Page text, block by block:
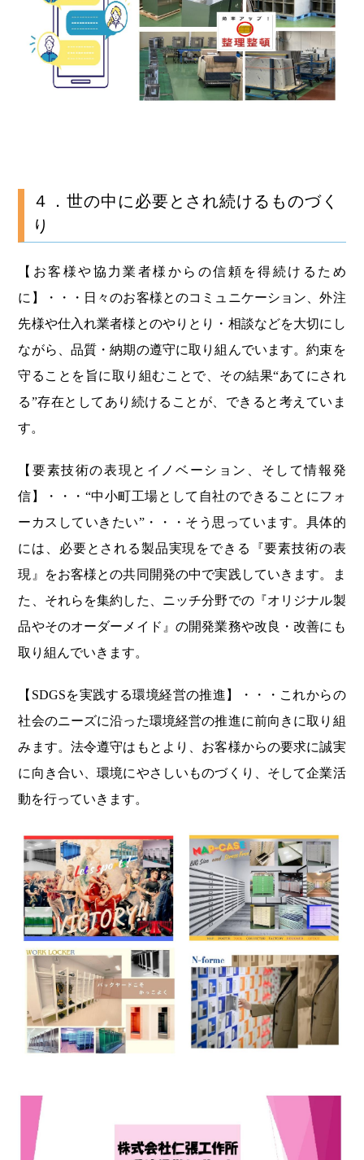
４．世の中に必要とされ続けるものづく
り
【お客様や協力業者様からの信頼を得続けるため
に】・・・日々のお客様とのコミュニケーション、外注
先様や仕入れ業者様とのやりとり・相談などを大切にし
ながら、品質・納期の遵守に取り組んでいます。約束を
守ることを旨に取り組むことで、その結果“あてにされ
る”存在としてあり続けることが、できると考えていま
す。
【要素技術の表現とイノベーション、そして情報発
信】・・・“中小町工場として自社のできることにフォ
ーカスしていきたい”・・・そう思っています。具体的
には、必要とされる製品実現をできる『要素技術の表
現』をお客様との共同開発の中で実践していきます。ま
た、それらを集約した、ニッチ分野での『オリジナル製
品やそのオーダーメイド』の開発業務や改良・改善にも
取り組んでいきます。
【SDGSを実践する環境経営の推進】・・・これからの
社会のニーズに沿った環境経営の推進に前向きに取り組
みます。法令遵守はもとより、お客様からの要求に誠実
に向き合い、環境にやさしいものづくり、そして企業活
動を行っていきます。